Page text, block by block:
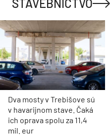
STAVEBNÍCTVO
Dva mosty v Trebišove sú
v havarijnom stave. Čaká
ich oprava spolu za 11,4
mil. eur